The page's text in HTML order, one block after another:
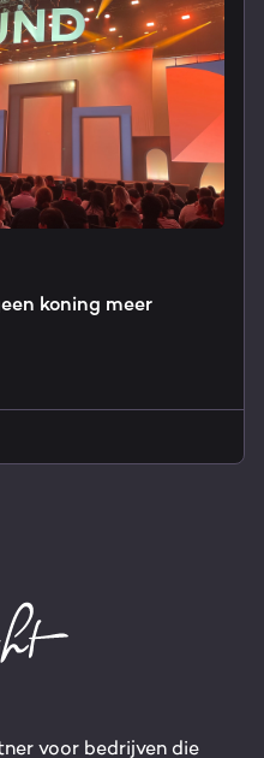
koning meer
voor bedrijven die